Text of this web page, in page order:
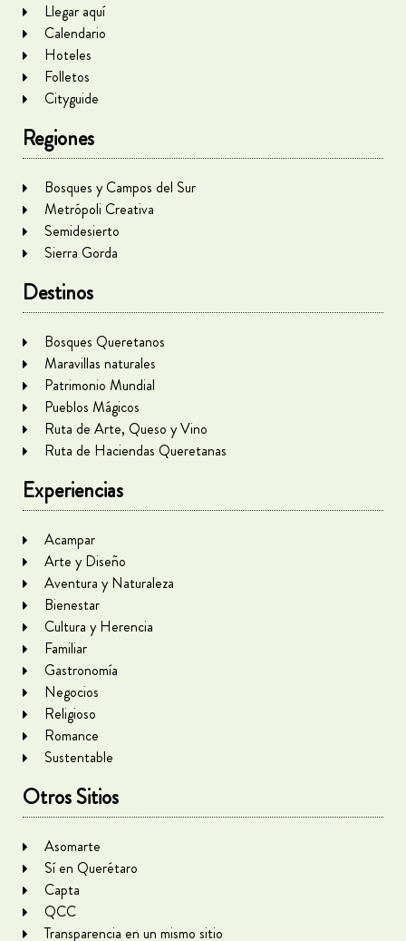
Llegar aquí
Calendario
Hoteles
Folletos
Cityguide
Regiones
Bosques y Campos del Sur
Metrópoli Creativa
Semidesierto
Sierra Gorda
Destinos
Bosques Queretanos
Maravillas naturales
Patrimonio Mundial
Pueblos Mágicos
Ruta de Arte, Queso y Vino
Ruta de Haciendas Queretanas
Experiencias
Acampar
Arte y Diseño
Aventura y Naturaleza
Bienestar
Cultura y Herencia
Familiar
Gastronomía
Negocios
Religioso
Romance
Sustentable
Otros Sitios
Asomarte
Sí en Querétaro
Capta
QCC
Transparencia en un mismo sitio